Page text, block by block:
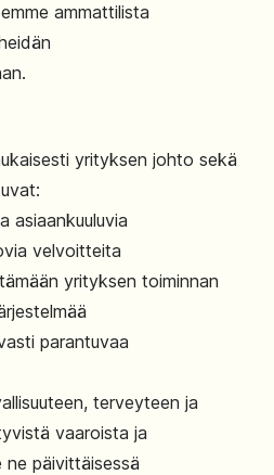
ammattilista
yrityksen johto sekä
asiaankuuluvia
velvoitteita
yrityksen toiminnan
parantuvaa
terveyteen ja
vaaroista ja
ne päivittäisessä